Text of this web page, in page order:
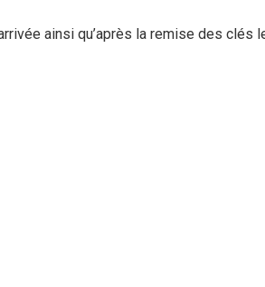
ainsi qu’après la remise des clés